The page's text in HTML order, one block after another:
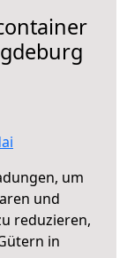
um
und
reduzieren,
in